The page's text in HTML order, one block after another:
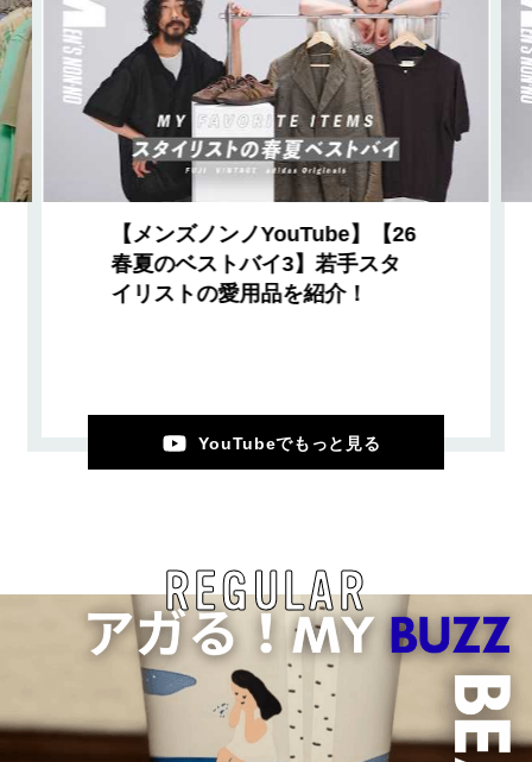
【メンズノンノYouTube】【26
春夏のベストバイ3】若手スタ
イリストの愛用品を紹介！
YouTubeでもっと見る
REGULAR